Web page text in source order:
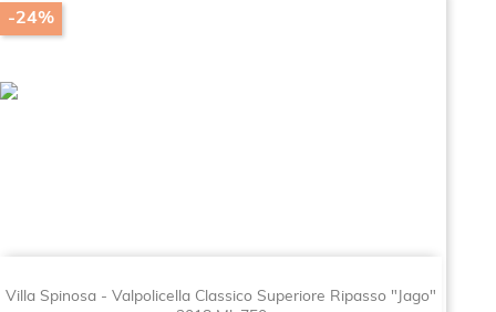
Villa Spinosa - Valpolicella Classico Superiore Ripasso "Jago"
-24%